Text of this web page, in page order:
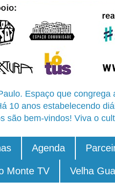
Espaço que
10 anos estabelecendo
são bem-vindos! Viva o
Agenda
Monte TV Velha